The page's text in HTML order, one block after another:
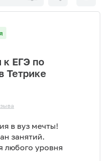
к ЕГЭ по
Тетрике
в вуз мечты!
занятий.
любого уровня